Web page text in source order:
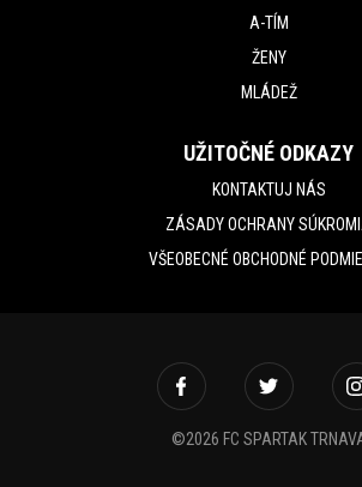
A-TÍM
ŽENY
MLÁDEŽ
UŽITOČNÉ ODKAZY
KONTAKTUJ NÁS
ZÁSADY OCHRANY
VŠEOBECNÉ OBCHODNÉ
©2026 FC SPARTAK